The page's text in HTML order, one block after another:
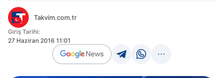
Takvim.com.tr
Giriş Tarihi:
27 Haziran 2016 11:01